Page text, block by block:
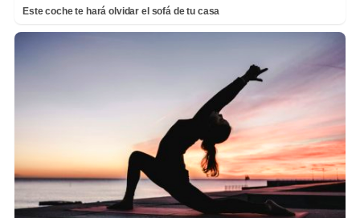
Este coche te hará olvidar el sofá de tu casa